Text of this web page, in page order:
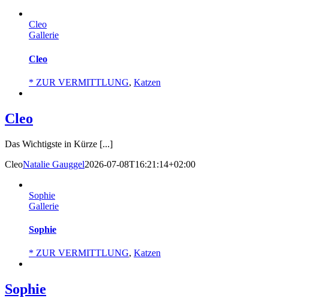
Cleo
Gallerie
Cleo
* ZUR VERMITTLUNG, Katzen
Cleo
Das Wichtigste in Kürze [...]
CleoNatalie Gauggel2026-07-08T16:21:14+02:00
Sophie
Gallerie
Sophie
* ZUR VERMITTLUNG, Katzen
Sophie